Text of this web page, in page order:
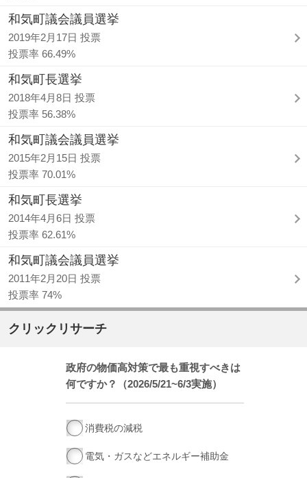
和気町議会議員選挙
2019年2月17日 投票
投票率 66.49%
和気町長選挙
2018年4月8日 投票
投票率 56.38%
和気町議会議員選挙
2015年2月15日 投票
投票率 70.01%
和気町長選挙
2014年4月6日 投票
投票率 62.61%
和気町議会議員選挙
2011年2月20日 投票
投票率 74%
クリックリサーチ
政府の物価高対策で最も重視すべきは
何ですか？（2026/5/21~6/3実施）
消費税の減税
電気・ガスなどエネルギー補助金